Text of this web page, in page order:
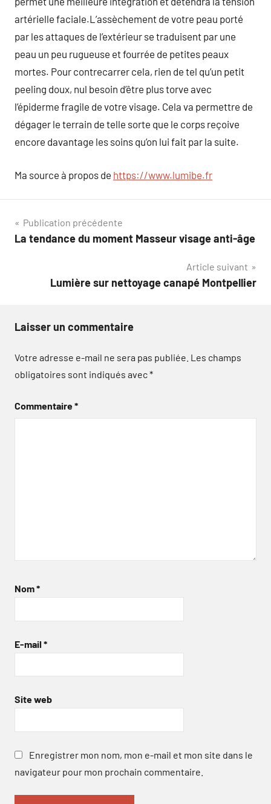
artérielle faciale.L’assèchement de votre peau porté
par les attaques de l’extérieur se traduisent par une
peau un peu rugueuse et fourrée de petites peaux
mortes. Pour contrecarrer cela, rien de tel qu’un petit
peeling doux, nul besoin d’être plus torve avec
l’épiderme fragile de votre visage. Cela va permettre de
dégager le terrain de telle sorte que le corps reçoive
encore davantage les soins qu’on lui fait par la suite.
Ma source à propos de https://www.lumibe.fr
Navigation
de
Publication précédente
La tendance du moment Masseur visage anti-âge
Article suivant
Lumière sur nettoyage canapé Montpellier
Laisser un commentaire
Votre adresse e-mail ne sera pas publiée. Les champs
obligatoires sont indiqués avec*
Commentaire*
Nom*
E-mail *
Site web
Enregistrer mon nom, mon e-mail et mon site dans le
navigateur pour mon prochain commentaire.